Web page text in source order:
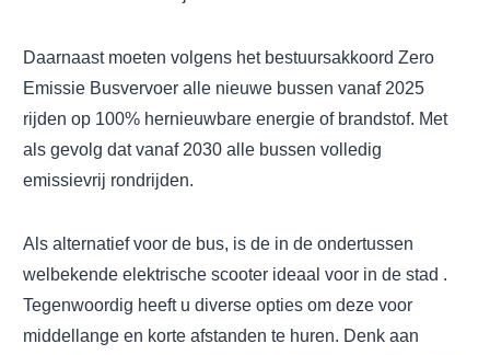
Daarnaast moeten volgens het bestuursakkoord Zero
Emissie Busvervoer alle nieuwe bussen vanaf 2025
rijden op 100% hernieuwbare energie of brandstof. Met
als gevolg dat vanaf 2030 alle bussen volledig
emissievrij rondrijden.
Als alternatief voor de bus, is de in de ondertussen
welbekende elektrische scooter ideaal voor in de stad .
Tegenwoordig heeft u diverse opties om deze voor
middellange en korte afstanden te huren. Denk aan